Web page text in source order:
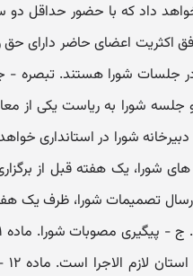
داد که با حضور حداقل
جلسات شورا هستند. تبصره -
شورا به ریاست یکی از
خواهد شد. ماده ۱۰ - دبیرخانه شورا در
شورا، یک هفته قبل از
تصمیمات شورا، ظرف یک